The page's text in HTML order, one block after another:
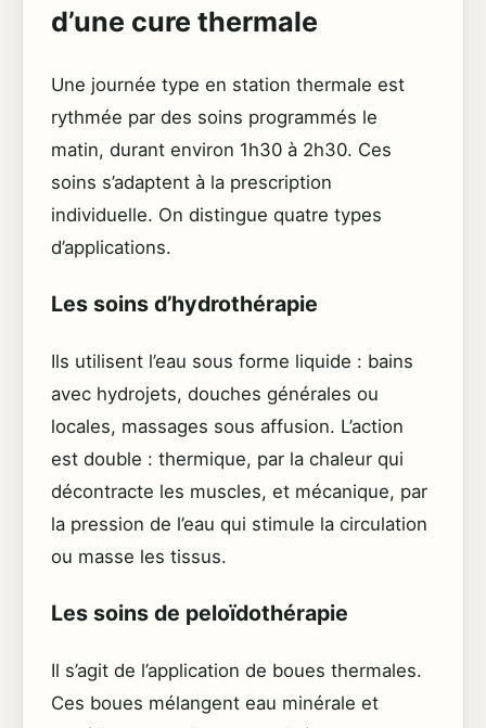
d’une cure thermale
Une journée type en station thermale est
rythmée par des soins programmés le
matin, durant environ 1h30 à 2h30. Ces
soins s’adaptent à la prescription
individuelle. On distingue quatre types
d’applications.
Les soins d’hydrothérapie
Ils utilisent l’eau sous forme liquide : bains
avec hydrojets, douches générales ou
locales, massages sous affusion. L’action
est double : thermique, par la chaleur qui
décontracte les muscles, et mécanique, par
la pression de l’eau qui stimule la circulation
ou masse les tissus.
Les soins de peloïdothérapie
Il s’agit de l’application de boues thermales.
Ces boues mélangent eau minérale et